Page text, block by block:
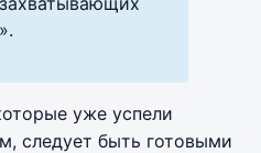
уже успели
следует быть готовыми